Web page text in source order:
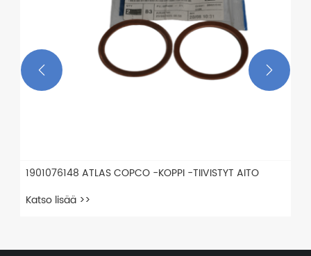
1901076148 ATLAS COPCO -KOPPI -TIIVISTYT AITO
Katso lisää >>
 